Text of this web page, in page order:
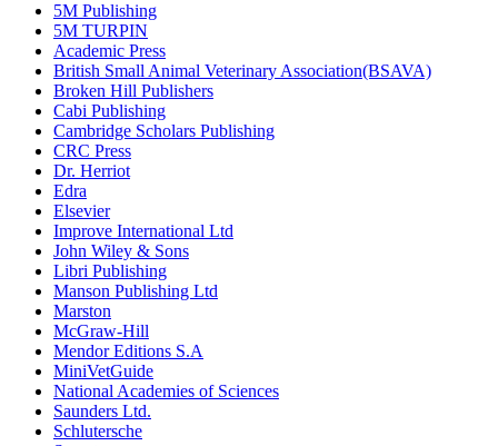
5M Publishing
5M TURPIN
Academic Press
British Small Animal Veterinary Association(BSAVA)
Broken Hill Publishers
Cabi Publishing
Cambridge Scholars Publishing
CRC Press
Dr. Herriot
Edra
Elsevier
Improve International Ltd
John Wiley & Sons
Libri Publishing
Manson Publishing Ltd
Marston
McGraw-Hill
Mendor Editions S.A
MiniVetGuide
National Academies of Sciences
Saunders Ltd.
Schlutersche